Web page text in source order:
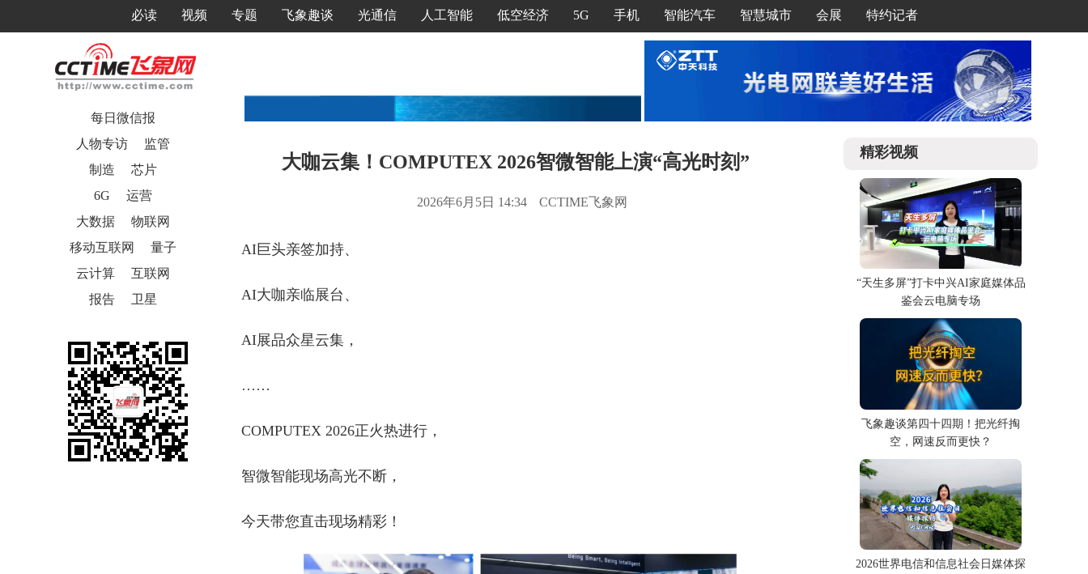
必读 视频 专题 飞象趣谈 光通信 人工智能 低空经济 5G 手机 智能汽车 智慧城市 会展 特约记者
每日微信报
人物专访
监管
制造
芯片
6G
运营
大数据
物联网
移动互联网
量子
云计算
互联网
报告
卫星
大咖云集！COMPUTEX 2026智微智能上演“高光时刻”
2026年6月5日 14:34 CCTIME飞象网
AI巨头亲签加持、
AI大咖亲临展台、
AI展品众星云集，
……
COMPUTEX 2026正火热进行，
智微智能现场高光不断，
今天带您直击现场精彩！
精彩视频
“天生多屏”打卡中兴AI家庭媒体品
鉴会云电脑专场
飞象趣谈第四十四期！把光纤掏
空，网速反而更快？
2026世界电信和信息社会日媒体探